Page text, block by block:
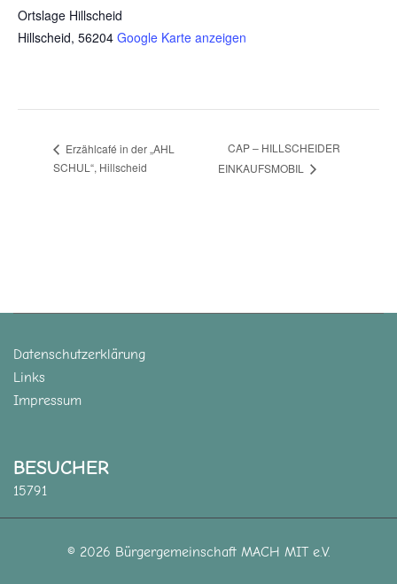
Ortslage Hillscheid
Hillscheid, 56204 Google Karte anzeigen
Erzählcafé in der „AHL
SCHUL“, Hillscheid
CAP – HILLSCHEIDER
EINKAUFSMOBIL
Datenschutzerklärung
Links
Impressum
BESUCHER
15791
© 2026 Bürgergemeinschaft MACH MIT e.V.